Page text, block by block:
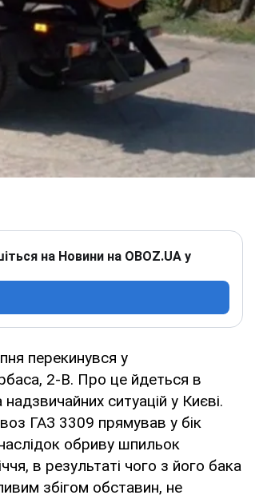
на Новини на OBOZ.UA у
перекинувся у
2-В. Про це йдеться в
ситуацій у Києві.
ГАЗ 3309 прямував у бік
обриву шпильок
в результаті чого з його бака
збігом обставин, не